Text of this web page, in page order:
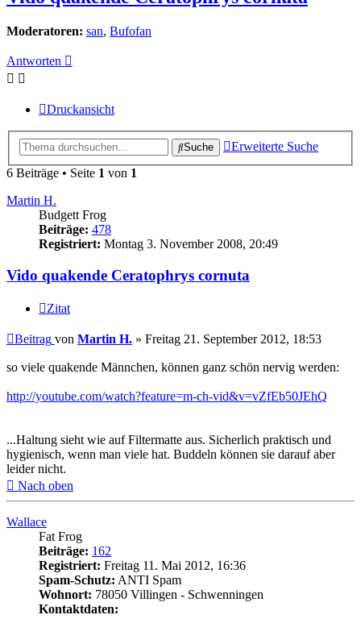
Moderatoren: san, Bufofan
Antworten
Druckansicht
Suche
Erweiterte Suche
6 Beiträge • Seite 1 von 1
Martin H.
Budgett Frog
Beiträge: 478
Registriert: Montag 3. November 2008, 20:49
Vido quakende Ceratophrys cornuta
Zitat
Beitrag von Martin H. » Freitag 21. September 2012, 18:53
so viele quakende Männchen, können ganz schön nervig werden:
http://youtube.com/watch?feature=m-ch-vid&v=vZfEb50JEhQ
...Haltung sieht wie auf Filtermatte aus. Sicherlich praktisch und
hygienisch, wenn man viele hat. Buddeln können sie darauf aber
leider nicht.
Nach oben
Wallace
Fat Frog
Beiträge: 162
Registriert: Freitag 11. Mai 2012, 16:36
Spam-Schutz: ANTI Spam
Wohnort: 78050 Villingen - Schwenningen
Kontaktdaten: